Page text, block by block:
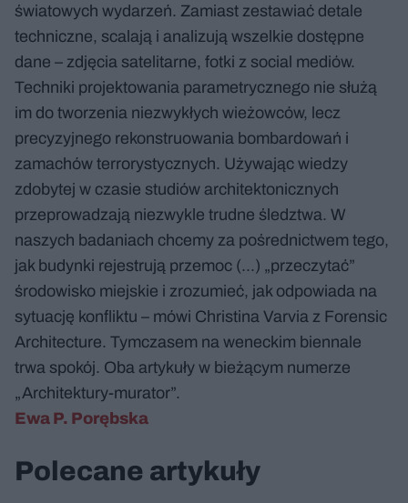
światowych wydarzeń. Zamiast zestawiać detale
techniczne, scalają i analizują wszelkie dostępne
dane – zdjęcia satelitarne, fotki z social mediów.
Techniki projektowania parametrycznego nie służą
im do tworzenia niezwykłych wieżowców, lecz
precyzyjnego rekonstruowania bombardowań i
zamachów terrorystycznych. Używając wiedzy
zdobytej w czasie studiów architektonicznych
przeprowadzają niezwykle trudne śledztwa. W
naszych badaniach chcemy za pośrednictwem tego,
jak budynki rejestrują przemoc (...) „przeczytać”
środowisko miejskie i zrozumieć, jak odpowiada na
sytuację konfliktu – mówi Christina Varvia z Forensic
Architecture. Tymczasem na weneckim biennale
trwa spokój. Oba artykuły w bieżącym numerze
„Architektury-murator”.
Ewa P. Porębska
Polecane artykuły